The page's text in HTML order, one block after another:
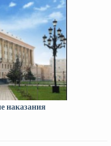
наказания